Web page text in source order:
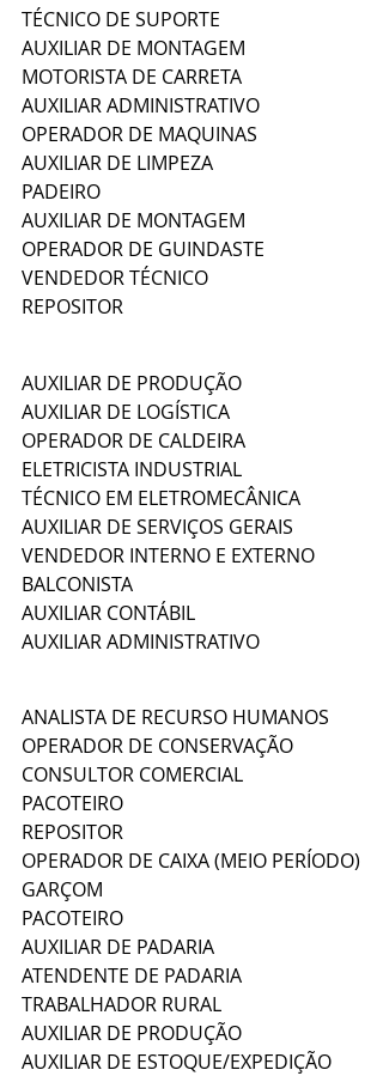
TÉCNICO DE SUPORTE
AUXILIAR DE MONTAGEM
MOTORISTA DE CARRETA
AUXILIAR ADMINISTRATIVO
OPERADOR DE MAQUINAS
AUXILIAR DE LIMPEZA
PADEIRO
AUXILIAR DE MONTAGEM
OPERADOR DE GUINDASTE
VENDEDOR TÉCNICO
REPOSITOR
AUXILIAR DE PRODUÇÃO
AUXILIAR DE LOGÍSTICA
OPERADOR DE CALDEIRA
ELETRICISTA INDUSTRIAL
TÉCNICO EM ELETROMECÂNICA
AUXILIAR DE SERVIÇOS GERAIS
VENDEDOR INTERNO E EXTERNO
BALCONISTA
AUXILIAR CONTÁBIL
AUXILIAR ADMINISTRATIVO
ANALISTA DE RECURSO HUMANOS
OPERADOR DE CONSERVAÇÃO
CONSULTOR COMERCIAL
PACOTEIRO
REPOSITOR
OPERADOR DE CAIXA (MEIO PERÍODO)
GARÇOM
PACOTEIRO
AUXILIAR DE PADARIA
ATENDENTE DE PADARIA
TRABALHADOR RURAL
AUXILIAR DE PRODUÇÃO
AUXILIAR DE ESTOQUE/EXPEDIÇÃO